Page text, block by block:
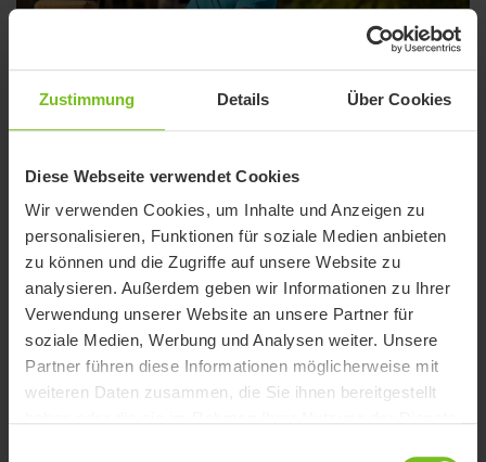
Zustimmung Details Über Cookies
Diese Webseite verwendet Cookies
Wir verwenden Cookies, um Inhalte und Anzeigen zu
personalisieren, Funktionen für soziale Medien anbieten
zu können und die Zugriffe auf unsere Website zu
analysieren. Außerdem geben wir Informationen zu Ihrer
Verwendung unserer Website an unsere Partner für
soziale Medien, Werbung und Analysen weiter. Unsere
Partner führen diese Informationen möglicherweise mit
weiteren Daten zusammen, die Sie ihnen bereitgestellt
Elektroantriebe - Heckmontage
Elektroantriebe, die an der Rückseite des Rollstuhls montiert
werden und ihn in einen motorisierten Begleiter verwandeln.